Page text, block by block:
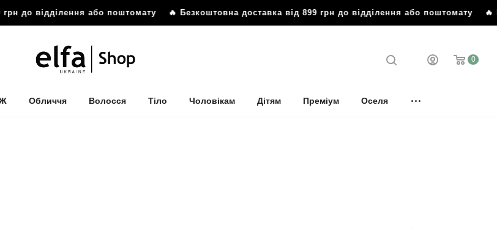
відділення або поштомату🔥 Безкоштовна доставка від 899 грн до відділення або поштомату🔥
0
Обличчя Волосся Тіло Чоловікам Дітям Преміум Оселя